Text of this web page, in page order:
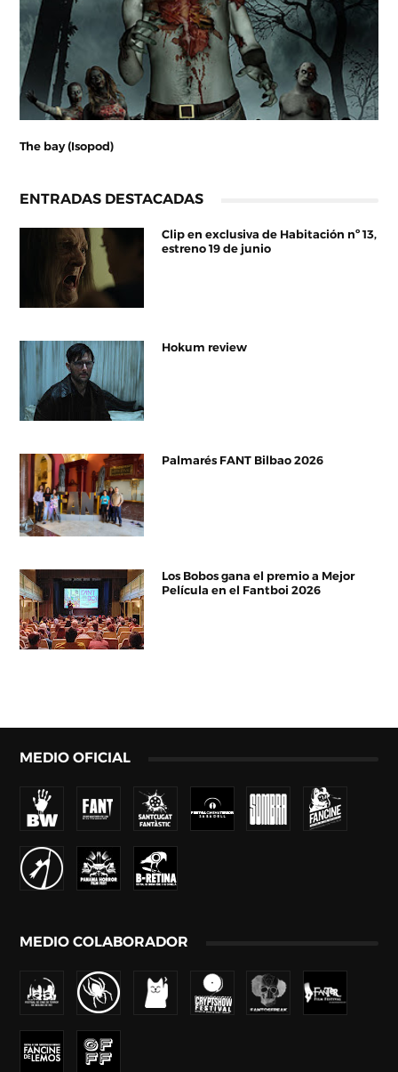
The bay (Isopod)
ENTRADAS DESTACADAS
Clip en exclusiva de Habitación nº 13,
estreno 19 de junio
Hokum review
Palmarés FANT Bilbao 2026
Los Bobos gana el premio a Mejor
Película en el Fantboi 2026
MEDIO OFICIAL
MEDIO COLABORADOR